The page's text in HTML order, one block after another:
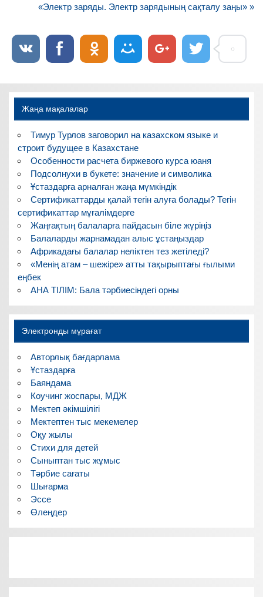
записям«Электр заряды. Электр зарядының сақталу заңы» »
Жаңа мақалалар
Тимур Турлов заговорил на казахском языке и
строит будущее в Казахстане
Особенности расчета биржевого курса юаня
Подсолнухи в букете: значение и символика
Ұстаздарға арналған жаңа мүмкіндік
Сертификаттарды қалай тегін алуға болады? Тегін
сертификаттар мұғалімдерге
Жаңғақтың балаларға пайдасын біле жүріңіз
Балаларды жарнамадан алыс ұстаңыздар
Африкадағы балалар неліктен тез жетіледі?
«Менің атам – шежіре» атты тақырыптағы ғылыми
еңбек
АНА ТІЛІМ: Бала тәрбиесіндегі орны
Электронды мұрағат
Авторлық бағдарлама
Ұстаздарға
Баяндама
Коучинг жоспары, МДЖ
Мектеп әкімшілігі
Мектептен тыс мекемелер
Оқу жылы
Стихи для детей
Сыныптан тыс жұмыс
Тәрбие сағаты
Шығарма
Эссе
Өлеңдер